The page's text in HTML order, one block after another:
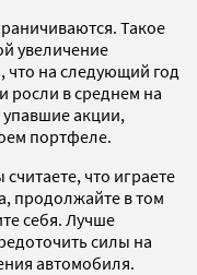
Такое
увеличение
что на следующий год
росли в среднем на
акции,
портфеле.
что играете
продолжайте в том
себя. Лучше
силы на
автомобиля.